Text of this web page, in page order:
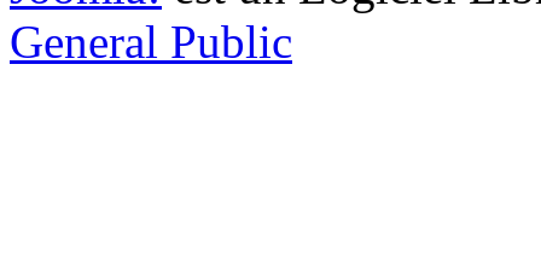
General Public